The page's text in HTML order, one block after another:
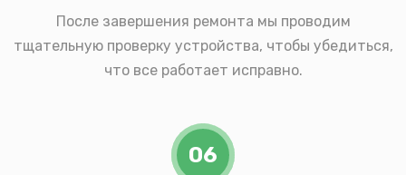
После завершения ремонта мы проводим
тщательную проверку устройства, чтобы убедиться,
что все работает исправно.
06